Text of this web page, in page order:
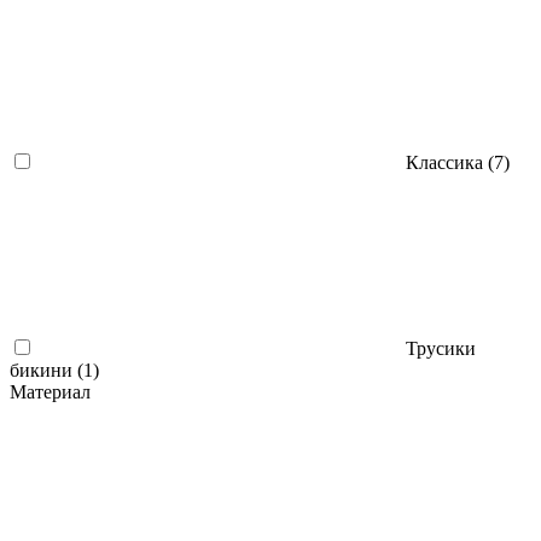
Классика (7)
Трусики
бикини (1)
Материал